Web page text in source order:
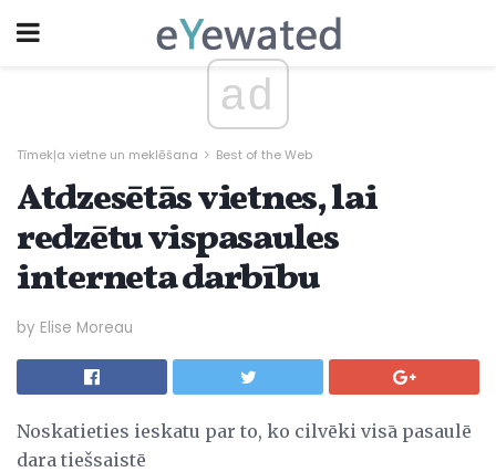
ad
Tīmekļa vietne un meklēšana Best of the Web
Atdzesētās vietnes, lai
redzētu vispasaules
interneta darbību
by Elise Moreau
Noskatieties ieskatu par to, ko cilvēki visā pasaulē
dara tiešsaistē